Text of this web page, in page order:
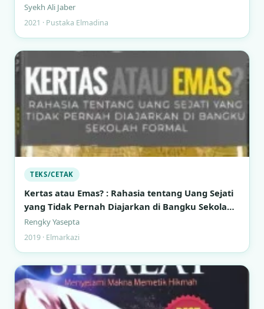
Syekh Ali Jaber
2021 · Pustaka Elmadina
TEKS/CETAK
Kertas atau Emas? : Rahasia tentang Uang Sejati
yang Tidak Pernah Diajarkan di Bangku Sekolah
Formal
Rengky Yasepta
2019 · Elmarkazi